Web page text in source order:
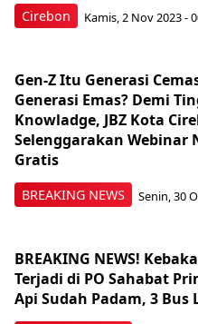
Cirebon Kamis, 2 Nov 2023 -
BREAKING NEWS
Gen-Z Itu Generasi
Generasi Emas? Demi
Knowladge, JBZ Kota
Selenggarakan Webinar
Gratis
Senin, 30
BREAKING NEWS!
Terjadi di PO Sahabat
Api Sudah Padam, 3 Bus